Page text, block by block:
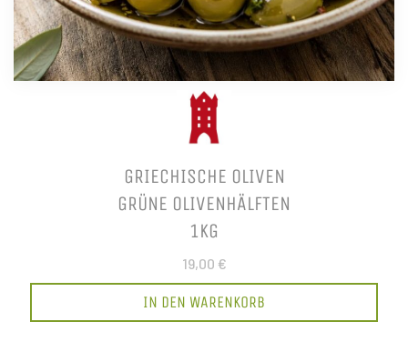
GRIECHISCHE OLIVEN
GRÜNE OLIVENHÄLFTEN
1KG
19,00 €
IN DEN WARENKORB